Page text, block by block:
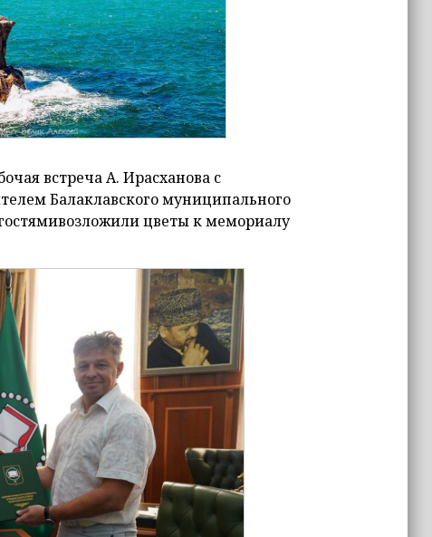
встреча А. Ирасханова с
Балаклавского муниципального
цветы к мемориалу